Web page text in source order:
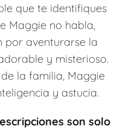
que te identifiques
Maggie no habla,
por aventurarse la
y misterioso.
la familia, Maggie
y astucia.
son solo